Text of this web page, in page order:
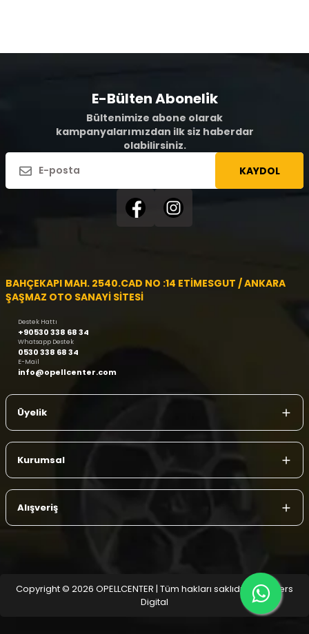
E-Bülten Abonelik
Bültenimize abone olarak
kampanyalarımızdan ilk siz haberdar
olabilirsiniz.
KAYDOL
BAHÇEKAPI MAH. 2540.CAD NO :14 ETİMESGUT / ANKARA
ŞAŞMAZ OTO SANAYİ SİTESİ
Destek Hattı
+90530 338 68 34
Whatsapp Destek
0530 338 68 34
E-Mail
info@opellcenter.com
Üyelik
Kurumsal
Alışveriş
Copyright © 2026 OPELLCENTER | Tüm hakları saklıdır.
| Reliefers
Digital